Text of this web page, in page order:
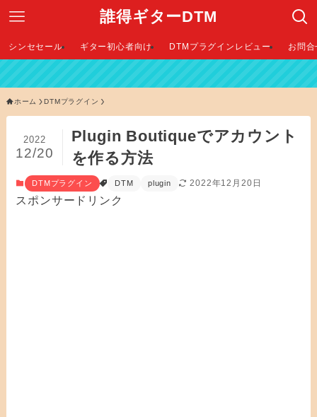
誰得ギターDTM
シンセセール ギター初心者向け DTMプラグインレビュー お問
ホーム DTMプラグイン
Plugin Boutiqueでアカウント
を作る方法
2022
12/20
DTMプラグイン DTM plugin 2022年12月20日
スポンサードリンク